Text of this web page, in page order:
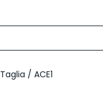
/ ACE1